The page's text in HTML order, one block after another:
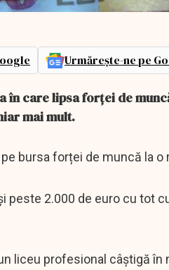
Urmărește-ne pe
în care lipsa forței de
mai mult.
bursa forței de muncă la
peste 2.000 de euro cu tot
liceu profesional câștigă